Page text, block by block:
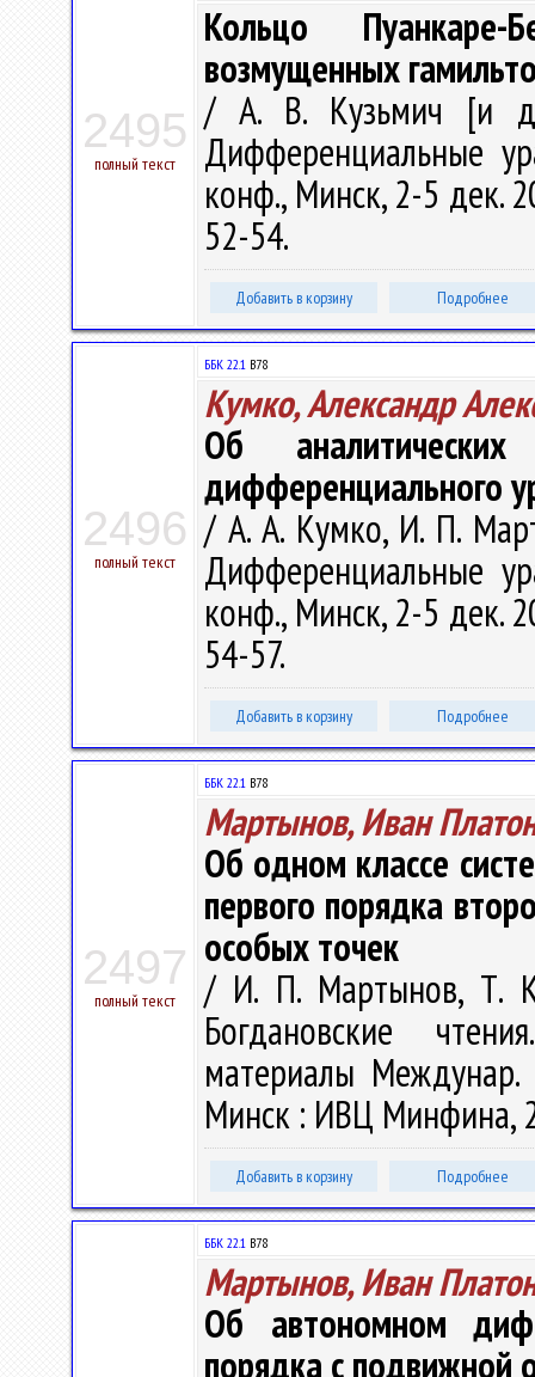
2495
полный текст
Кольцо
возмущенных
/ А. В. Кузьмич [и
Дифференциальные
конф., Минск, 2-5 дек.
52-54.
Добавить в корзину Подробнее
2496
полный текст
ББК 22.1 В78
Кумко, Александр
Об
дифференциального
/ А. А. Кумко, И. П.
Дифференциальные
конф., Минск, 2-5 дек.
54-57.
Добавить в корзину Подробнее
2497
полный текст
ББК 22.1 В78
Мартынов, Иван
Об одном классе
первого порядка
особых точек
/ И. П. Мартынов, Т.
Богдановские
материалы
Минск : ИВЦ Минфина,
Добавить в корзину Подробнее
ББК 22.1 В78
Мартынов, Иван
Об автономном
порядка с подвижной